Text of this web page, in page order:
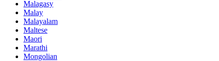
Malagasy
Malay
Malayalam
Maltese
Maori
Marathi
Mongolian